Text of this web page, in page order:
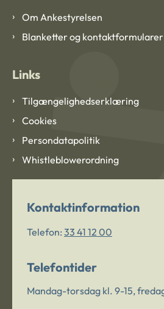
Om Ankestyrelsen
Blanketter og kontaktformularer
Links
Tilgængelighedserklæring
Cookies
Persondatapolitik
Whistleblowerordning
Kontaktinformation
Telefon: 33 41 12 00
Telefontider
Mandag-torsdag kl. 9-15,